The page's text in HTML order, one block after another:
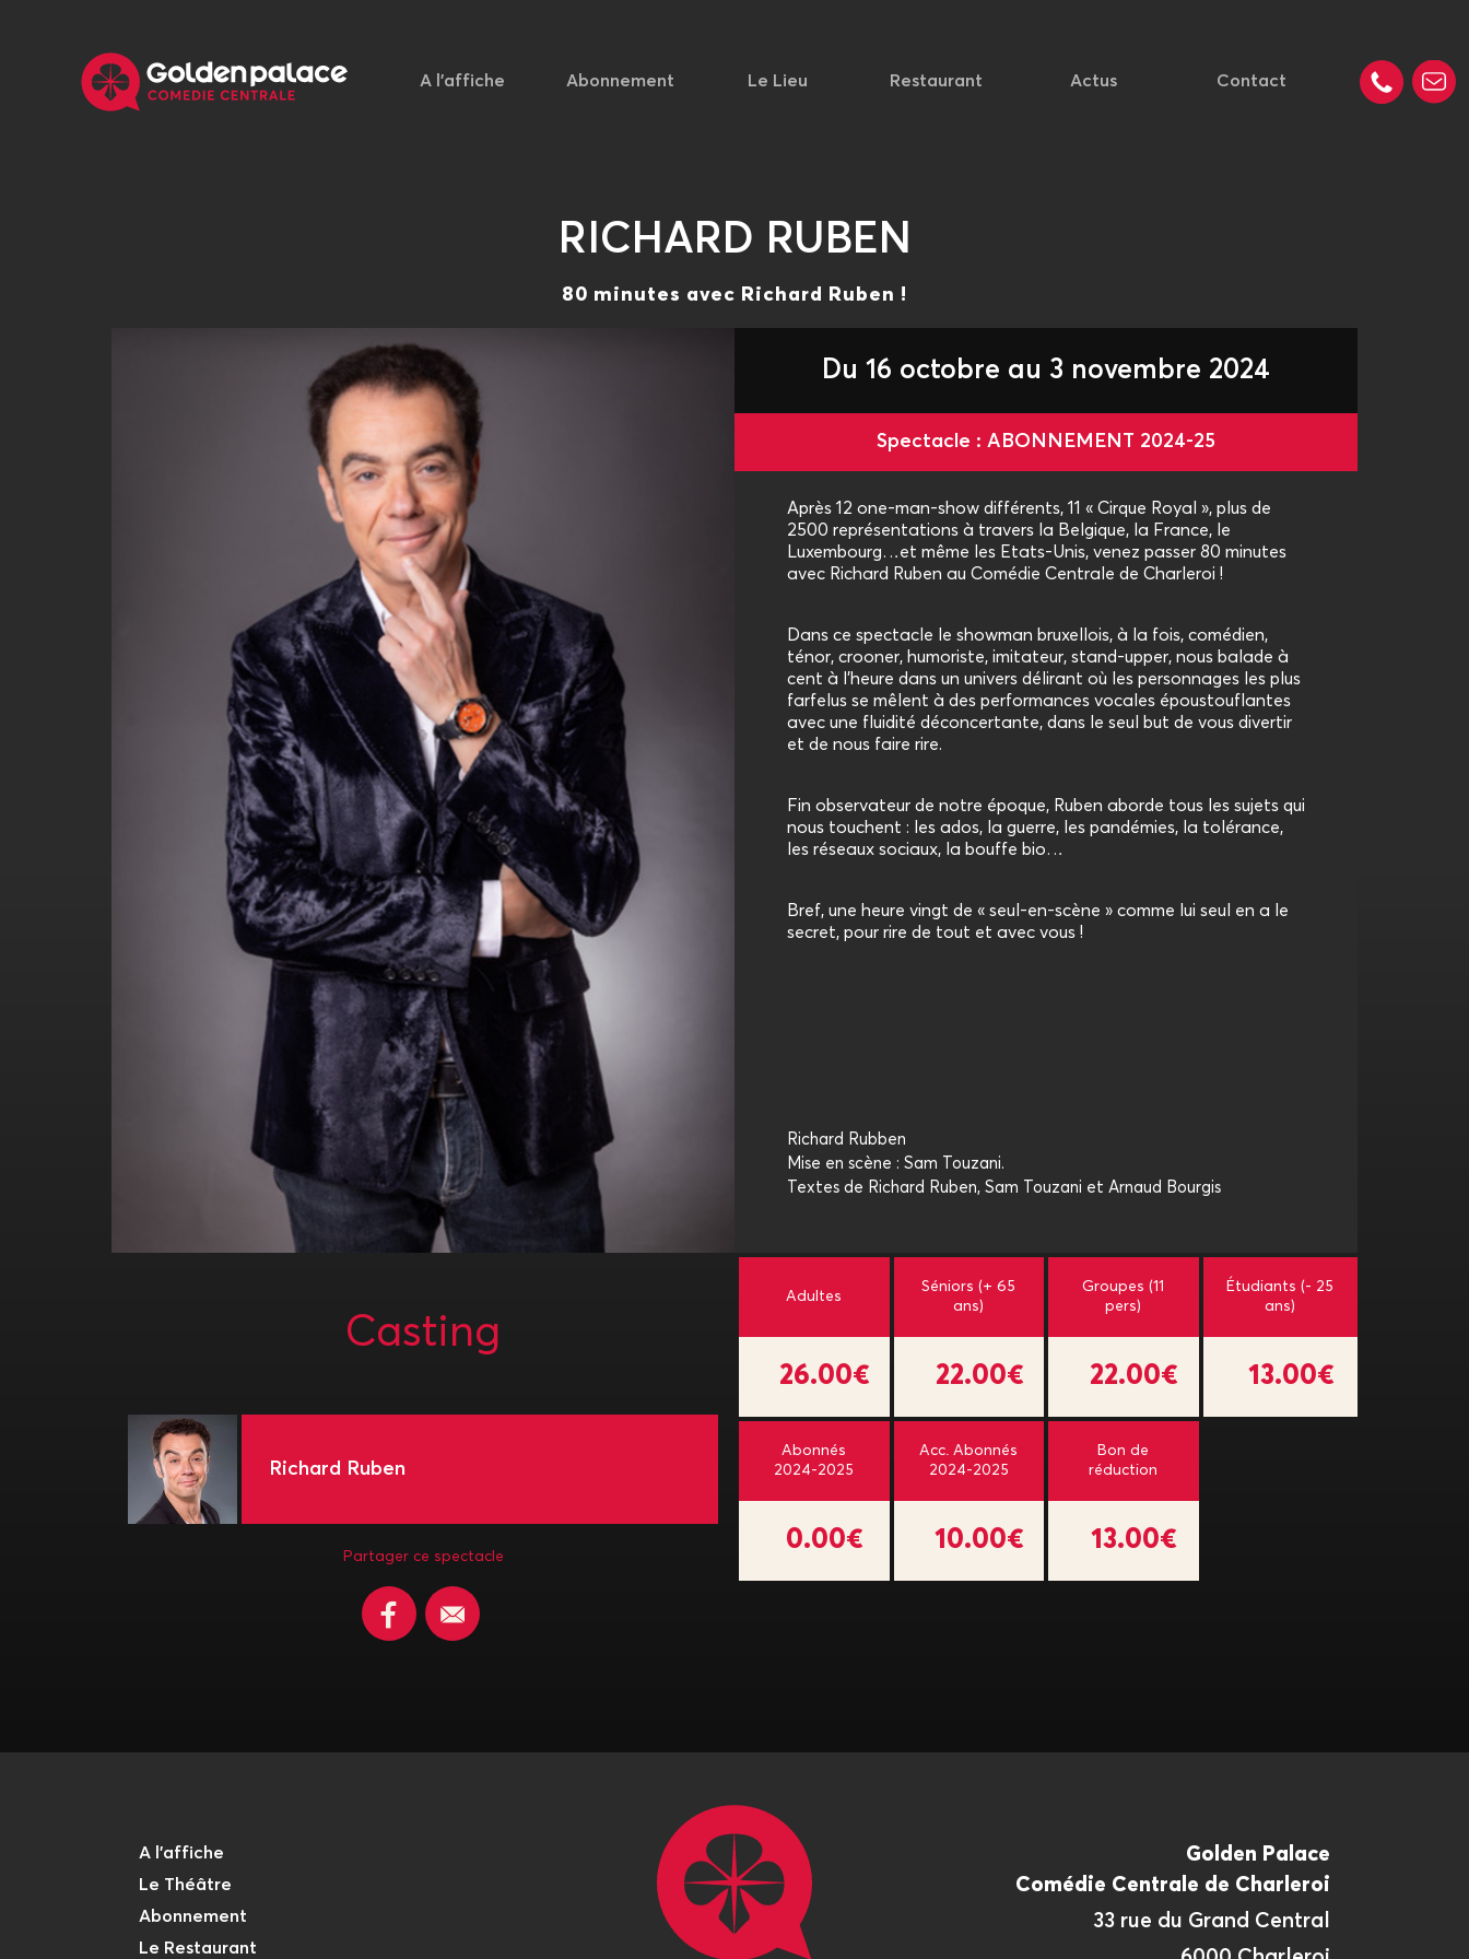
A l'affiche Abonnement Le Lieu Restaurant Actus Contact
RICHARD RUBEN
80 minutes avec Richard Ruben !
Du 16 octobre au 3 novembre 2024
Spectacle : ABONNEMENT 2024-25
Après 12 one-man-show différents, 11 « Cirque Royal », plus de
2500 représentations à travers la Belgique, la France, le
Luxembourg…et même les Etats-Unis, venez passer 80 minutes
avec Richard Ruben au Comédie Centrale de Charleroi !
Dans ce spectacle le showman bruxellois, à la fois, comédien,
ténor, crooner, humoriste, imitateur, stand-upper, nous balade à
cent à l’heure dans un univers délirant où les personnages les plus
farfelus se mêlent à des performances vocales époustouflantes
avec une fluidité déconcertante, dans le seul but de vous divertir
et de nous faire rire.
Fin observateur de notre époque, Ruben aborde tous les sujets qui
nous touchent : les ados, la guerre, les pandémies, la tolérance,
les réseaux sociaux, la bouffe bio…
Bref, une heure vingt de « seul-en-scène » comme lui seul en a le
secret, pour rire de tout et avec vous !
Richard Rubben
Mise en scène : Sam Touzani.
Textes de Richard Ruben, Sam Touzani et Arnaud Bourgis
Casting
Richard Ruben
Partager ce spectacle
Adultes
26.00€
Séniors (+ 65
ans)
22.00€
Groupes (11
pers)
22.00€
Étudiants (- 25
ans)
13.00€
Abonnés
2024-2025
0.00€
Acc. Abonnés
2024-2025
10.00€
Bon de
réduction
13.00€
A l'affiche
Le Théâtre
Abonnement
Le Restaurant
Golden Palace
Comédie Centrale de Charleroi
33 rue du Grand Central